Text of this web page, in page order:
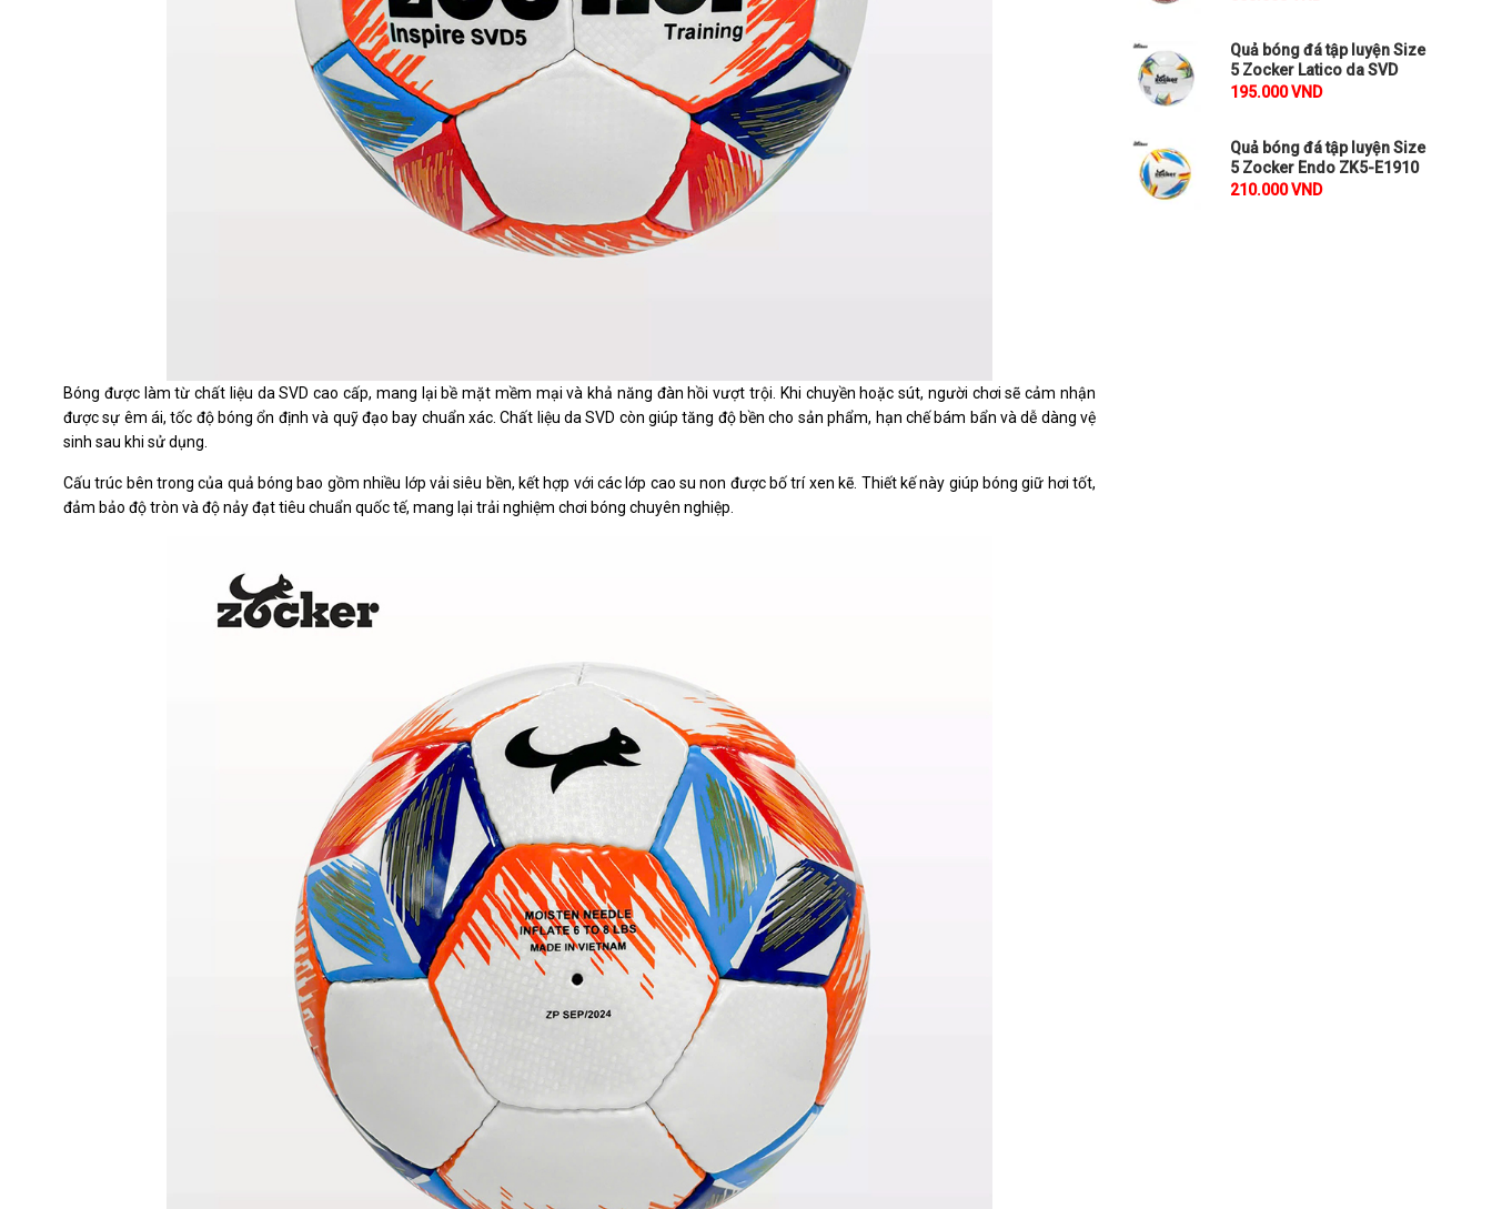
Bóng được làm từ chất liệu da SVD cao cấp, mang lại bề mặt mềm mại và khả năng đàn hồi vượt trội. Khi chuyền hoặc sút, người chơi sẽ cảm nhận
được sự êm ái, tốc độ bóng ổn định và quỹ đạo bay chuẩn xác. Chất liệu da SVD còn giúp tăng độ bền cho sản phẩm, hạn chế bám bẩn và dễ dàng vệ
sinh sau khi sử dụng.
Cấu trúc bên trong của quả bóng bao gồm nhiều lớp vải siêu bền, kết hợp với các lớp cao su non được bố trí xen kẽ. Thiết kế này giúp bóng giữ hơi tốt,
đảm bảo độ tròn và độ nảy đạt tiêu chuẩn quốc tế, mang lại trải nghiệm chơi bóng chuyên nghiệp.
Quả bóng đá tập luyện Size
5 Zocker Latico da SVD
195.000 VND
Quả bóng đá tập luyện Size
5 Zocker Endo ZK5-E1910
210.000 VND